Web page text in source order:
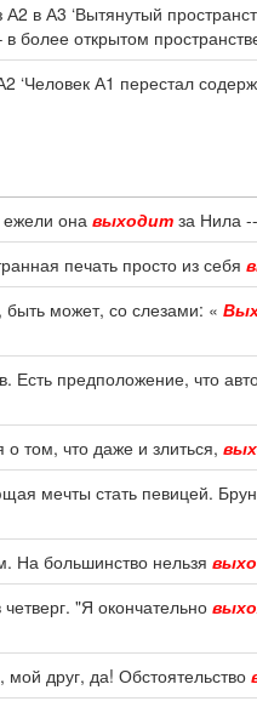
в А3 ‘Вытянутый
более открытом
‘Человек А1 перестал
ежели она выходит за Нила
печать просто из себя
может, со слезами: «
предположение, что
том, что даже и злиться,
мечты стать певицей.
На большинство нельзя
"Я окончательно
друг, да! Обстоятельство